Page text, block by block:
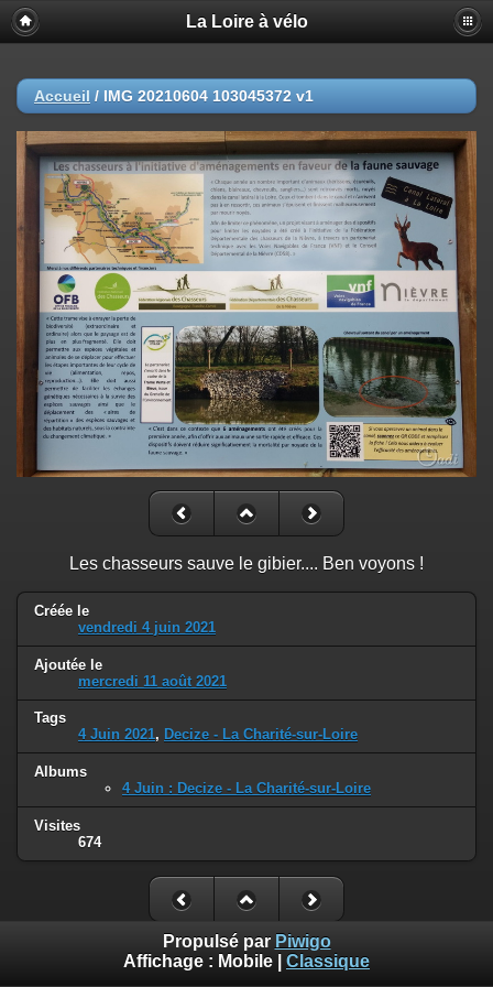
La Loire à vélo
Accueil / IMG 20210604 103045372 v1
Les chasseurs sauve le gibier.... Ben voyons !
Créée le
vendredi 4 juin 2021
Ajoutée le
mercredi 11 août 2021
Tags
4 Juin 2021, Decize - La Charité-sur-Loire
Albums
4 Juin : Decize - La Charité-sur-Loire
Visites
674
Propulsé par Piwigo
Affichage : Mobile Classique